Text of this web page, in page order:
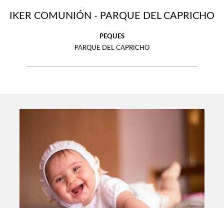
IKER COMUNIÓN - PARQUE DEL CAPRICHO
PEQUES
PARQUE DEL CAPRICHO